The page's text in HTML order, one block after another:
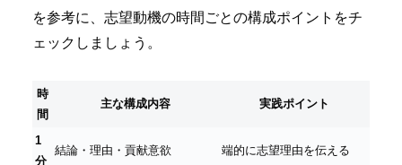
を参考に、志望動機の時間ごとの構成ポイントをチ
ェックしましょう。
時
間
主な構成内容 実践ポイント
1
分
結論・理由・貢献意欲 端的に志望理由を伝える